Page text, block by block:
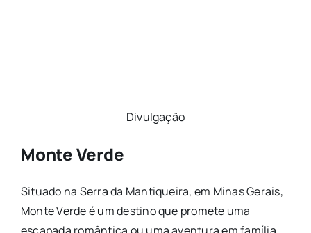
Divulgação
Monte Verde
Situado na Serra da Mantiqueira, em Minas Gerais,
Monte Verde é um destino que promete uma